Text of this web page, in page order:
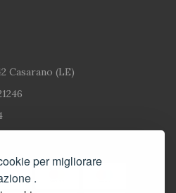
per migliorare
.
Casarano (LE)